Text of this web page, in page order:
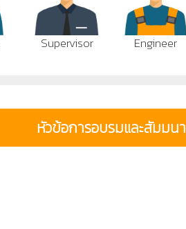
Supervisor Engineer
หัวข้อการอบรมและสัมมนา